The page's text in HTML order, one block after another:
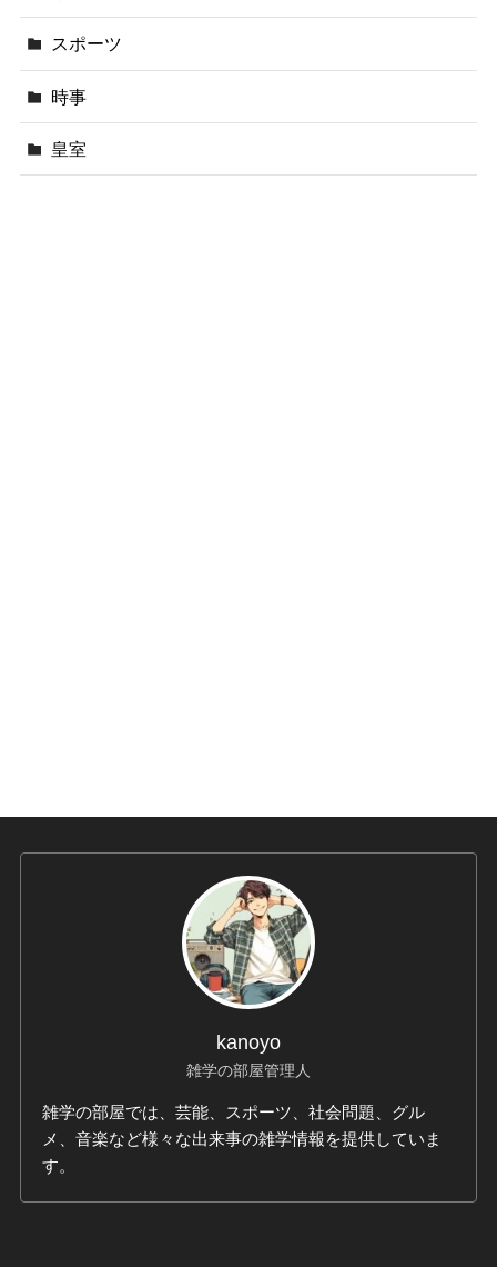
スポーツ
時事
皇室
kanoyo
雑学の部屋管理人
雑学の部屋では、芸能、スポーツ、社会問題、グル
メ、音楽など様々な出来事の雑学情報を提供していま
す。